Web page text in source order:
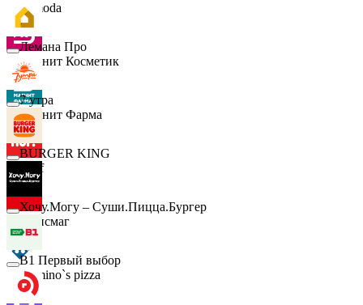
Lamoda
Магнит Косметик
Магнит Фарма
Hoff
Офисмаг
Domino`s pizza
Лемана Про
7 утра
BURGER KING
Хочу.Могу – Суши.Пицца.Бургер
B1 Первый выбор